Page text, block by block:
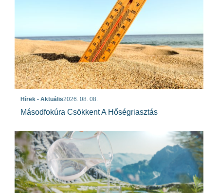
Hírek - Aktuális2026. 08. 08.
Másodfokúra Csökkent A Hőségriasztás